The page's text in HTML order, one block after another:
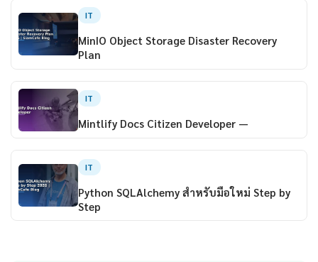
IT
MinIO Object Storage Disaster Recovery
Plan
IT
Mintlify Docs Citizen Developer —
IT
Python SQLAlchemy สำหรับมือใหม่ Step by
Step